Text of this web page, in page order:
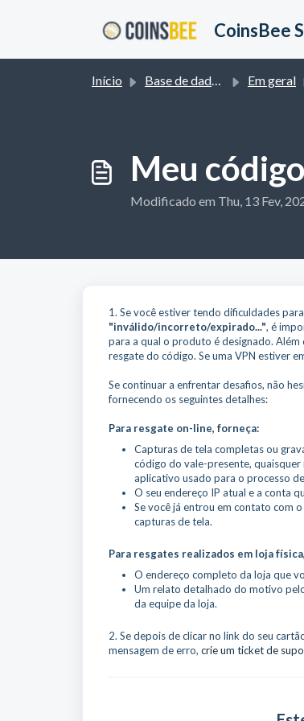
CoinsBee
Início Base de dados de conhecimento Em geral
Meu
Modificado em Thu, 13 Fev,
1. Se você estiver tendo dificuldades
"inválido/incorreto/expirado...", é
para a qual o produto é designado.
resgate do código. Se uma VPN estiver
Se continuar a enfrentar desafios, não
fornecendo os seguintes detalhes:
Para resgate on-line, forneça:
Capturas de tela completas ou
código do vale-presente, quaisquer
aplicativo usado para o processo
O seu endereço IP atual e a conta
Se você já entrou em contato com
capturas de tela.
Para resgates realizados em loja
O endereço completo da loja que
Um relato detalhado do motivo
da equipe da loja.
2. Se depois de clicar no link do seu
mensagem de erro, crie um ticket de